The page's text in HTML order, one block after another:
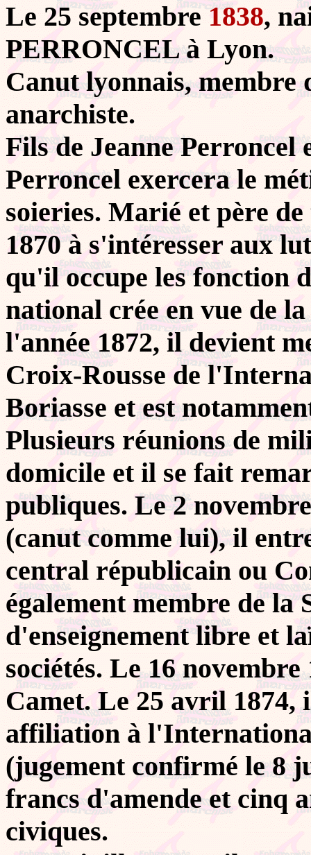
Le 25 septembre1838,
PERRONCEL à Lyon.
Canut lyonnais,
anarchiste.
Fils de Jeanne Perroncel
Perroncel exercera le
soieries. Marié et père
1870 à s'intéresser aux
qu'il occupe les fonction
national crée en vue de
l'année 1872, il devient
Croix-Rousse de
Boriasse et est
Plusieurs réunions de
domicile et il se fait
publiques. Le 2
(canut comme lui), il
central républicain ou
également membre de la
d'enseignement libre et
sociétés. Le 16
Camet. Le 25 avril 1874,
affiliation à
(jugement confirmé le 8
francs d'amende et cinq
civiques.